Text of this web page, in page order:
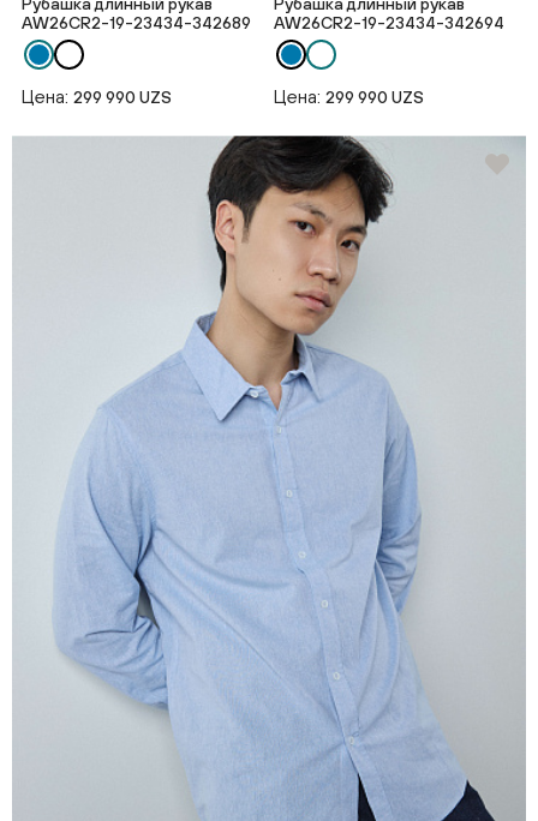
AW26CR2-19-23434-342689
Цена: 299 990 UZS
AW26CR2-19-23434-342694
Цена: 299 990 UZS